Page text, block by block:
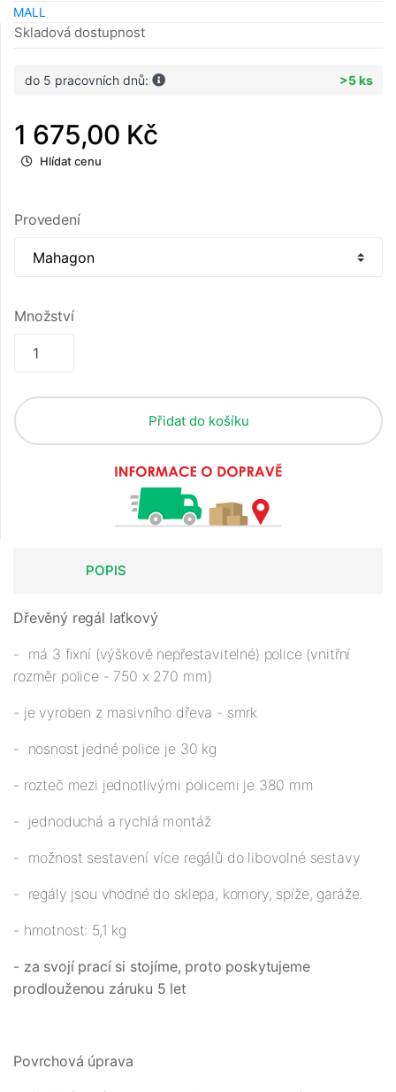
MALL
Skladová dostupnost
do 5 pracovních dnů: >5 ks
1 675,00 Kč
Hlídat cenu
Provedení
Množství
Přidat do košíku
POPIS
Dřevěný regál laťkový
- má 3 fixní (výškově nepřestavitelné) police (vnitřní
rozměr police - 750 x 270 mm)
- je vyroben z masivního dřeva - smrk
- nosnost jedné police je 30 kg
- rozteč mezi jednotlivými policemi je 380 mm
- jednoduchá a rychlá montáž
- možnost sestavení více regálů do libovolné sestavy
- regály jsou vhodné do sklepa, komory, spíže, garáže.
- hmotnost: 5,1 kg
- za svojí prací si stojíme, proto poskytujeme
prodlouženou záruku 5 let
Povrchová úprava